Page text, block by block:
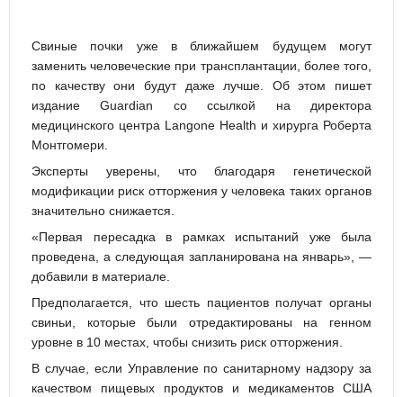
Свиные почки уже в ближайшем будущем могут
заменить человеческие при трансплантации, более того,
по качеству они будут даже лучше. Об этом пишет
издание Guardian со ссылкой на директора
медицинского центра Langone Health и хирурга Роберта
Монтгомери.
Эксперты уверены, что благодаря генетической
модификации риск отторжения у человека таких органов
значительно снижается.
«Первая пересадка в рамках испытаний уже была
проведена, а следующая запланирована на январь», —
добавили в материале.
Предполагается, что шесть пациентов получат органы
свиньи, которые были отредактированы на генном
уровне в 10 местах, чтобы снизить риск отторжения.
В случае, если Управление по санитарному надзору за
качеством пищевых продуктов и медикаментов США